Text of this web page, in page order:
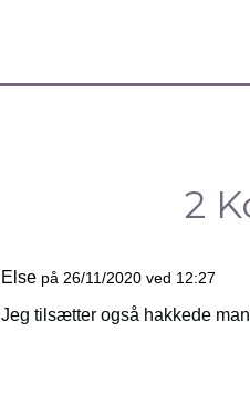
2
Else på 26/11/2020 ved 12:27
Jeg tilsætter også hakkede